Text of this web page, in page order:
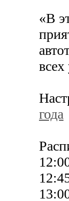
«В
года